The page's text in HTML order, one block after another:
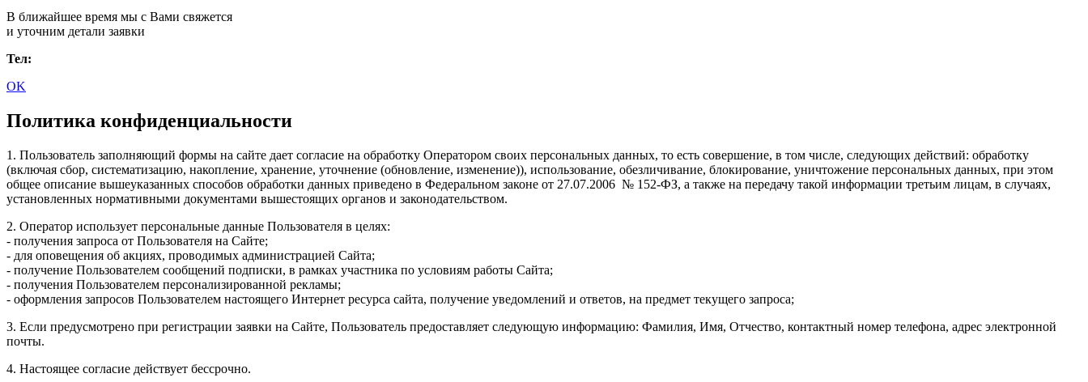
В ближайшее время мы с Вами свяжется
и уточним детали заявки
Тел:
OK
Политика конфиденциальности
1. Пользователь заполняющий формы на сайте дает согласие на обработку Оператором своих персональных данных, то есть совершение, в том числе, следующих действий: обработку
(включая сбор, систематизацию, накопление, хранение, уточнение (обновление, изменение)), использование, обезличивание, блокирование, уничтожение персональных данных, при этом
общее описание вышеуказанных способов обработки данных приведено в Федеральном законе от 27.07.2006 № 152-ФЗ, а также на передачу такой информации третьим лицам, в случаях,
установленных нормативными документами вышестоящих органов и законодательством.
2. Оператор использует персональные данные Пользователя в целях:
- получения запроса от Пользователя на Сайте;
- для оповещения об акциях, проводимых администрацией Сайта;
- получение Пользователем сообщений подписки, в рамках участника по условиям работы Сайта;
- получения Пользователем персонализированной рекламы;
- оформления запросов Пользователем настоящего Интернет ресурса сайта, получение уведомлений и ответов, на предмет текущего запроса;
3. Если предусмотрено при регистрации заявки на Сайте, Пользователь предоставляет следующую информацию: Фамилия, Имя, Отчество, контактный номер телефона, адрес электронной
почты.
4. Настоящее согласие действует бессрочно.